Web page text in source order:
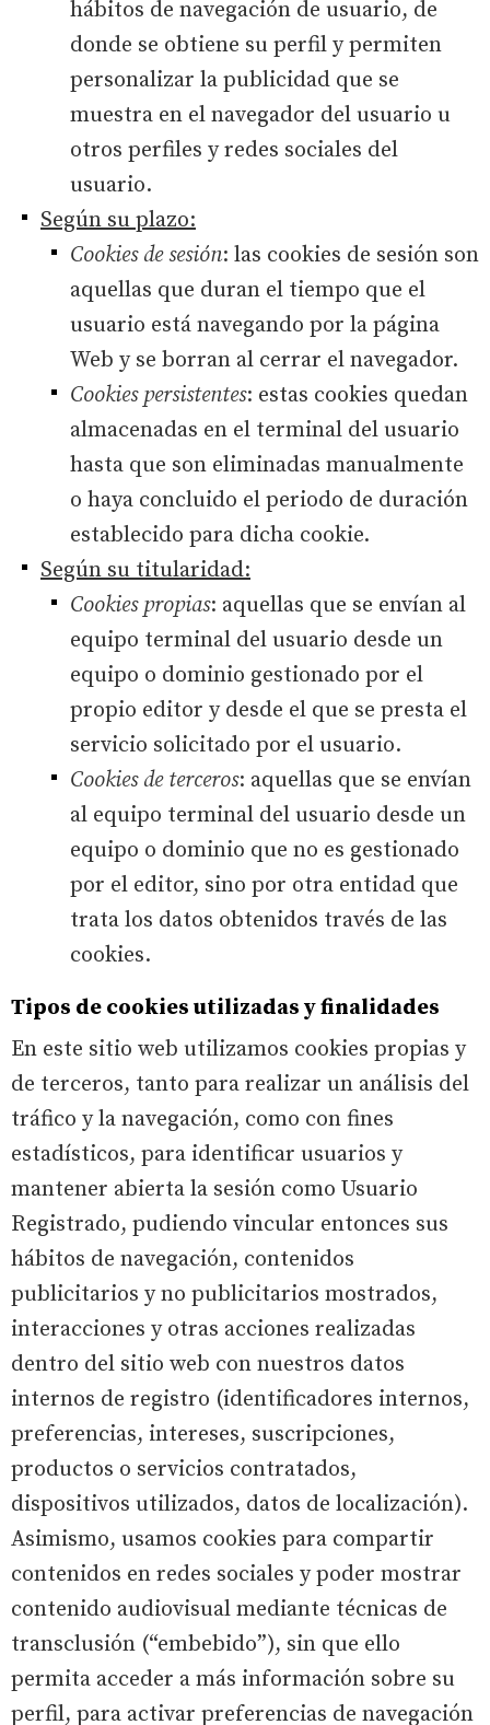
hábitos de navegación de usuario, de
donde se obtiene su perfil y permiten
personalizar la publicidad que se
muestra en el navegador del usuario u
otros perfiles y redes sociales del
usuario.
Según su plazo:
Cookies de sesión: las cookies de sesión son
aquellas que duran el tiempo que el
usuario está navegando por la página
Web y se borran al cerrar el navegador.
Cookies persistentes: estas cookies quedan
almacenadas en el terminal del usuario
hasta que son eliminadas manualmente
o haya concluido el periodo de duración
establecido para dicha cookie.
Según su titularidad:
Cookies propias: aquellas que se envían al
equipo terminal del usuario desde un
equipo o dominio gestionado por el
propio editor y desde el que se presta el
servicio solicitado por el usuario.
Cookies de terceros: aquellas que se envían
al equipo terminal del usuario desde un
equipo o dominio que no es gestionado
por el editor, sino por otra entidad que
trata los datos obtenidos través de las
cookies.
Tipos de cookies utilizadas y finalidades
En este sitio web utilizamos cookies propias y
de terceros, tanto para realizar un análisis del
tráfico y la navegación, como con fines
estadísticos, para identificar usuarios y
mantener abierta la sesión como Usuario
Registrado, pudiendo vincular entonces sus
hábitos de navegación, contenidos
publicitarios y no publicitarios mostrados,
interacciones y otras acciones realizadas
dentro del sitio web con nuestros datos
internos de registro (identificadores internos,
preferencias, intereses, suscripciones,
productos o servicios contratados,
dispositivos utilizados, datos de localización).
Asimismo, usamos cookies para compartir
contenidos en redes sociales y poder mostrar
contenido audiovisual mediante técnicas de
transclusión (“embebido”), sin que ello
permita acceder a más información sobre su
perfil, para activar preferencias de navegación